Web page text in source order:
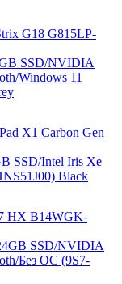
G18 G815LP-
SSD/NVIDIA
Windows 11
X1 Carbon Gen
SSD/Intel Iris Xe
Black
HX B14WGK-
SSD/NVIDIA
Без ОС (9S7-